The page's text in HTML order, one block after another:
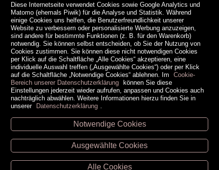
Unsere Öffnungszeiten
Retz -02942/20433
Hollabrunn -02952/30057
Diese Internetseite verwendet Cookies sowie Google Analytics und
Matomo (ehemals Piwik) für die Analyse und Statistik. Während
einige Cookies uns helfen, die Benutzerfreundlichkeit unserer
Website zu verbessern oder personalisierte Werbung anzuzeigen,
sind andere für bestimmte Funktionen (z. B. für den Warenkorb)
notwendig. Sie können selbst entscheiden, ob Sie der Nutzung von
Cookies zustimmen. Sie können diese nicht notwendigen Cookies
per Klick auf die Schaltfläche „Alle Cookies“ akzeptieren, eine
individuelle Auswahl treffen („Ausgewählte Cookies“) oder per Klick
auf die Schaltfläche „Notwendige Cookies“ ablehnen. Im
Cookie-
Bereich unserer Datenschutzerklärung können Sie diese
Einstellungen jederzeit wieder aufrufen, anpassen und Cookies auch
nachträglich abwählen. Weitere Informationen hierzu finden Sie in
unserer Datenschutzerklärung
Notwendige Cookies
Ausgewählte Cookies
Alle Cookies